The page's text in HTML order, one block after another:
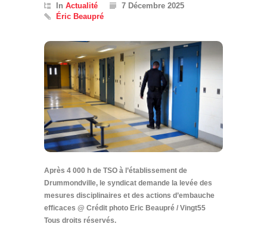
In Actualité
7 Décembre 2025
Éric Beaupré
Après 4 000 h de TSO à l’établissement de
Drummondville, le syndicat demande la levée des
mesures disciplinaires et des actions d’embauche
efficaces @ Crédit photo Eric Beaupré / Vingt55
Tous droits réservés.